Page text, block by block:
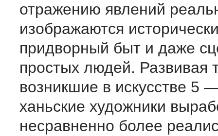
отражению явлений
изображаются
придворный быт и даже
простых людей. Развивая
возникшие в искусстве 5
ханьские художники
несравненно более